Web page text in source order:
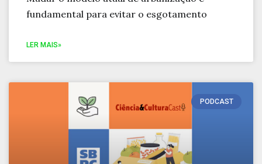
fundamental para evitar o esgotamento
LER MAIS»
PODCAST